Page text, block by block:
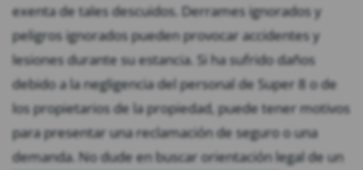
exenta de tales descuidos. Derrames ignorados y
peligros ignorados pueden provocar accidentes y
lesiones durante su estancia. Si ha sufrido daños
debido a la negligencia del personal de Super 8 o de
los propietarios de la propiedad, puede tener motivos
para presentar una reclamación de seguro o una
demanda. No dude en buscar orientación legal de un